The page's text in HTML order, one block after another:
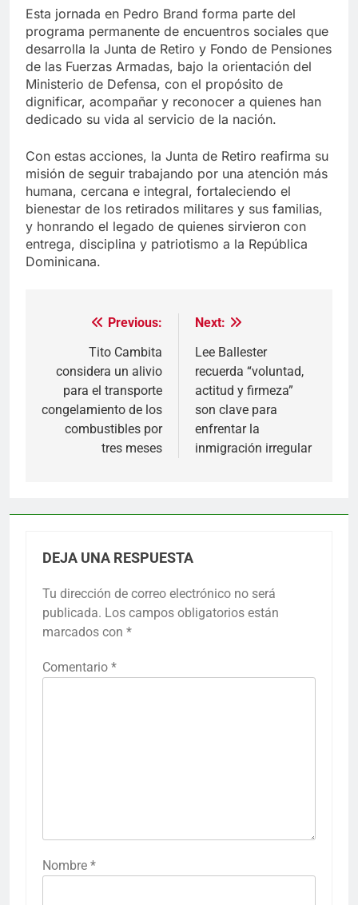
Esta jornada en Pedro Brand forma parte del
programa permanente de encuentros sociales que
desarrolla la Junta de Retiro y Fondo de Pensiones
de las Fuerzas Armadas, bajo la orientación del
Ministerio de Defensa, con el propósito de
dignificar, acompañar y reconocer a quienes han
dedicado su vida al servicio de la nación.
Con estas acciones, la Junta de Retiro reafirma su
misión de seguir trabajando por una atención más
humana, cercana e integral, fortaleciendo el
bienestar de los retirados militares y sus familias,
y honrando el legado de quienes sirvieron con
entrega, disciplina y patriotismo a la República
Dominicana.
Navegación
entradas
Previous:
Tito Cambita
considera un alivio
para el transporte
congelamiento de los
combustibles por
tres meses
Next:
Lee Ballester
recuerda “voluntad,
actitud y firmeza”
son clave para
enfrentar la
inmigración irregular
DEJA UNA RESPUESTA
Tu dirección de correo electrónico no será
publicada. Los campos obligatorios están
marcados con *
Comentario *
Nombre *